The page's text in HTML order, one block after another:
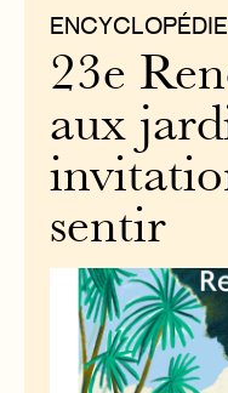
ENCYCLOPÉDIE
23e
aux
sentir